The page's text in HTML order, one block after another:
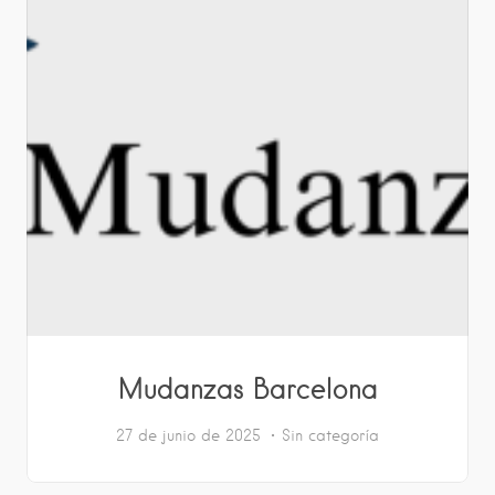
Mudanzas Barcelona
27 de junio de 2025 Sin categoría